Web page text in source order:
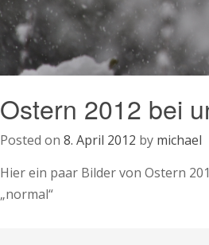
Ostern 2012 bei
Posted on 8. April 2012 by michael
Hier ein paar Bilder von Ostern
„normal“